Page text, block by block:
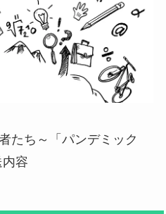
たち～「パンデミック
容